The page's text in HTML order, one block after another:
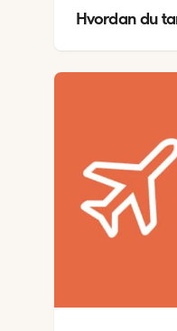
Hvordan du